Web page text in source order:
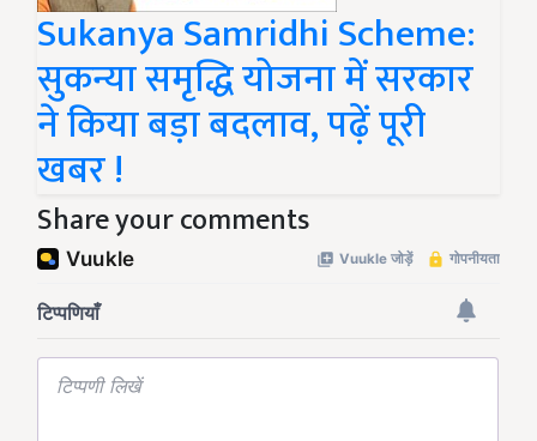
Sukanya Samridhi Scheme:
सुकन्या समृद्धि योजना में सरकार
ने किया बड़ा बदलाव, पढ़ें पूरी
खबर !
Share your comments